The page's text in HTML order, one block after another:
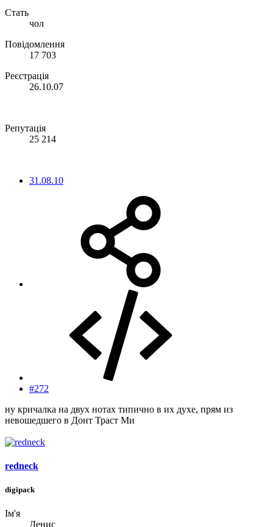
Стать
чол
Повідомлення
17 703
Реєстрація
26.10.07
Репутація
25 214
31.08.10
#272
ну кричалка на двух нотах типично в их духе, прям из
невошедшего в Донт Траст Ми
redneck
digipack
Ім'я
Денис